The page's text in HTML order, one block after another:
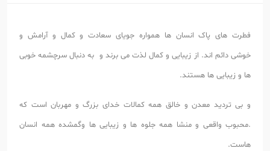
فطرت های پاک انسان ها همواره جویای سعادت و کمال و آرامش و
خوشی دائم اند. از زیبایی و کمال لذت می برند و به دنبال سرچشمه خوبی
ها و زیبایی ها هستند.
و بی تردید معدن و خالق همه کمالات خدای بزرگ و مهربان است که
.محبوب واقعی و منشا همه جلوه ها و زیبایی ها وگمشده همه انسان
هاست.